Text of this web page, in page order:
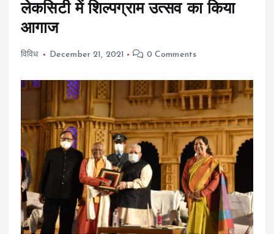
लेकसिटी में शिल्पग्राम उत्सव का किया
आगाज
विविध December 21, 2021 0 Comments